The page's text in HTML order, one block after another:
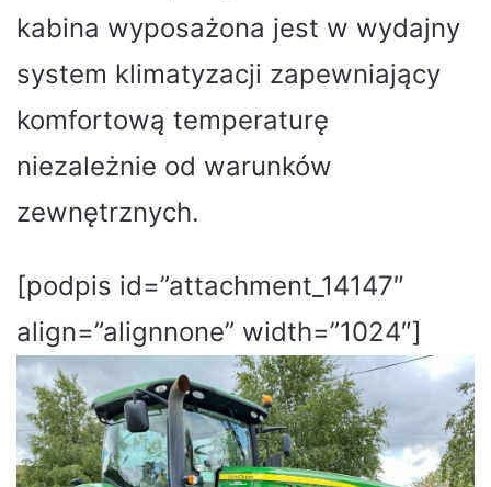
kabina wyposażona jest w wydajny
system klimatyzacji zapewniający
komfortową temperaturę
niezależnie od warunków
zewnętrznych.
[podpis id=”attachment_14147″
align=”alignnone” width=”1024″]